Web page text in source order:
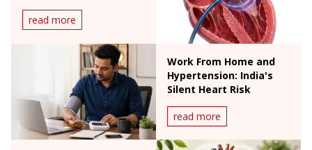
read more
Work From Home and
Hypertension: India's
Silent Heart Risk
read more